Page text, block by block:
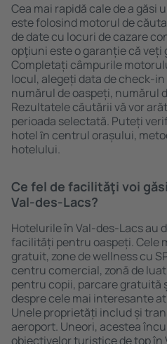
Cea mai rapidă cale de a găsi
este folosind motorul de
de date cu locuri de cazare
opţiuni este o garanție că veți
Completați câmpurile
locul, alegeți data de check-
numărul de oaspeți, numărul
Rezultatele căutării vă vor
perioada selectată. Puteți
hotel ȋn centrul orașului,
hotelului.
Ce fel de facilităţi voi
Val-des-Lacs?
Hotelurile în Val-des-Lacs au
facilități pentru oaspeți. Cele
gratuit, zone de wellness cu
centru comercial, zonă de
pentru copii, parcare gratuită
despre cele mai interesante
Unele proprietăți includ și
aeroport. Uneori, acestea
obiectivelor turistice de top în